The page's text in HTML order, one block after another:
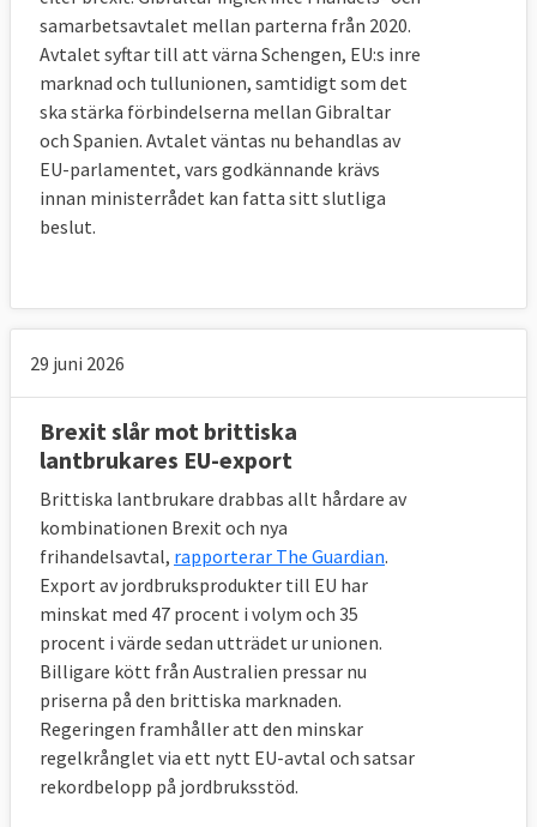
nationalistiska strömningar som kan förklara
brexit, en uppfattning som kan
sammanfattas med att bara britter ska
bestämma om lagar och regler i
Storbritannien. Läs mer nedan om tidningen
The Telegraphs lista över 20 skäl för brexit.
6. Vad har man enats om i
Efter långa förhandlingar lyckades de båda
sidorna på tjänstemannanivå enas om
villkoren för utträdet i mitten av november
2018. Det är dock ännu osäkert om det
brittiska parlamentet kommer att godkänna
avtalet. Vad som händer om så sker är inte
klart, men EU-sidan har sagt att man inte är
villig att förhandla om avtalet.
Europaportalen har gått igenom de
delarna i utträdesavtalet och vad de väntas
innebära.
7. Vad händer med EU-medborgare i
Storbritannien och brittiska medborgare i
andra EU-länder?
De får (nästan) samma rättigheter som i
samarbetsavtalet mellan parterna från 2020.
Avtalet syftar till att värna Schengen, EU:s inre
marknad och tullunionen, samtidigt som det
ska stärka förbindelserna mellan Gibraltar
och Spanien. Avtalet väntas nu behandlas av
EU-parlamentet, vars godkännande krävs
innan ministerrådet kan fatta sitt slutliga
beslut.
29 juni 2026
Brexit slår mot brittiska
lantbrukares EU-export
Brittiska lantbrukare drabbas allt hårdare av
kombinationen Brexit och nya
frihandelsavtal, rapporterar The Guardian.
Export av jordbruksprodukter till EU har
minskat med 47 procent i volym och 35
procent i värde sedan utträdet ur unionen.
Billigare kött från Australien pressar nu
priserna på den brittiska marknaden.
Regeringen framhåller att den minskar
regelkrånglet via ett nytt EU-avtal och satsar
rekordbelopp på jordbruksstöd.